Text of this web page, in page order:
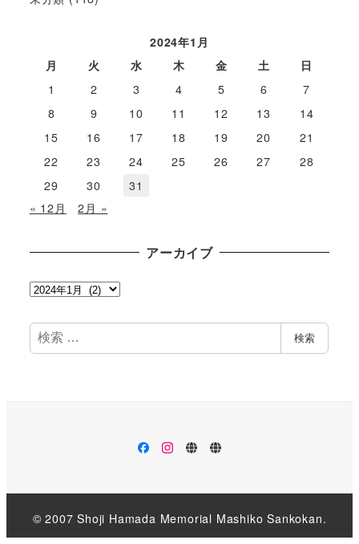
2024年1月
月
火 水 木 金 土
日
1
2 3 4 5 6
7
8
9 10 11 12 13
14
15
16 17 18 19 20
21
22
23 24 25 26 27
28
29
30
31
« 12月
2月 »
アーカイブ
ア
カ
イ
検
索
検索
facebookinstagram
イ 法
情
報
© 2007 Shoji Hamada Memorial Mashiko Sankokan.